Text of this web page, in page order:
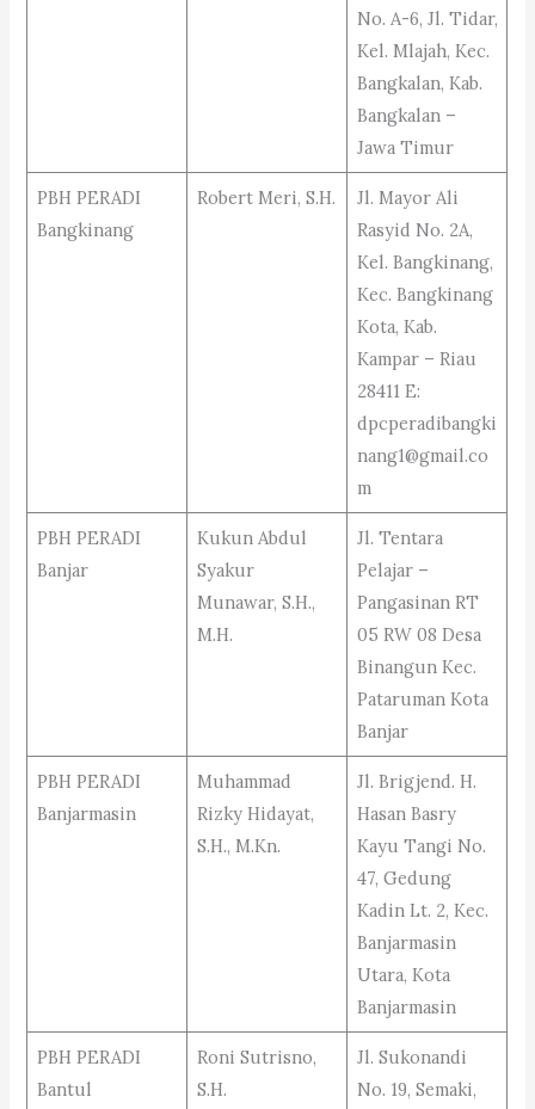
No. A-6, Jl. Tidar,
Kel. Mlajah, Kec.
Bangkalan, Kab.
Bangkalan –
Jawa Timur
PBH PERADI
Bangkinang
Robert Meri, S.H.
Jl. Mayor Ali
Rasyid No. 2A,
Kel. Bangkinang,
Kec. Bangkinang
Kota, Kab.
Kampar – Riau
28411 E:
dpcperadibangki
nang1@gmail.co
m
PBH PERADI
Banjar
Kukun Abdul
Syakur
Munawar, S.H.,
M.H.
Jl. Tentara
Pelajar –
Pangasinan RT
05 RW 08 Desa
Binangun Kec.
Pataruman Kota
Banjar
PBH PERADI
Banjarmasin
Muhammad
Rizky Hidayat,
S.H., M.Kn.
Jl. Brigjend. H.
Hasan Basry
Kayu Tangi No.
47, Gedung
Kadin Lt. 2, Kec.
Banjarmasin
Utara, Kota
Banjarmasin
PBH PERADI
Bantul
Roni Sutrisno,
S.H.
Jl. Sukonandi
No. 19, Semaki,